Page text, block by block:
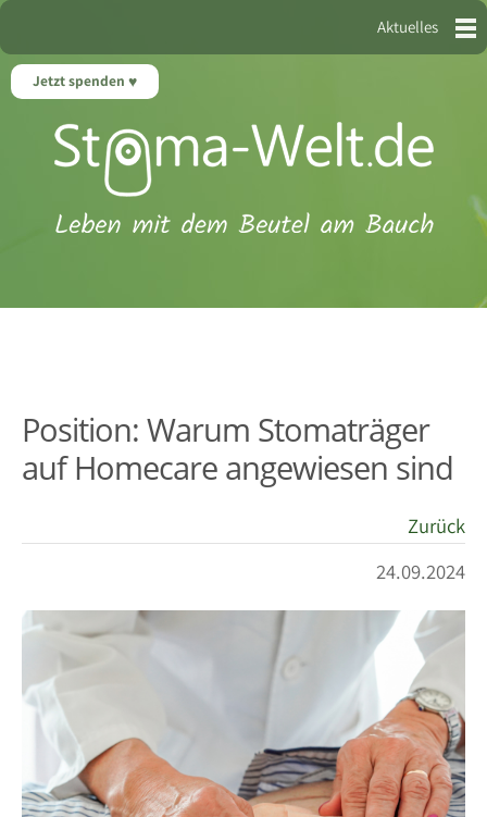
Jetzt spenden
Aktuelles
Position: Warum Stomaträger
auf Homecare angewiesen sind
Zurück
24.09.2024